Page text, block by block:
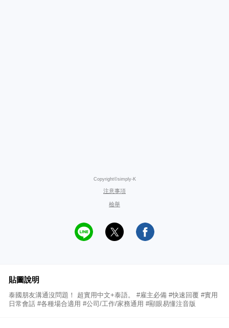
Copyright©simply-K
注意事項
檢舉
貼圖說明
泰國朋友溝通沒問題！ 超實用中文+泰語。 #雇主必備 #快速回覆 #實用
日常會話 #各種場合適用 #公司/工作/家務通用 #顯眼易懂注音版